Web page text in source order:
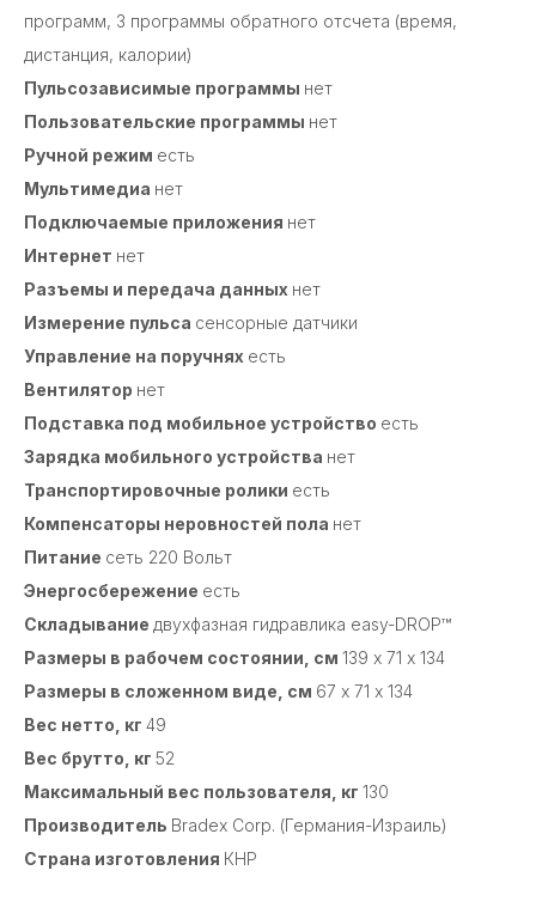
программ, 3 программы обратного отсчета (время,
дистанция, калории)
Пульсозависимые программы нет
Пользовательские программы нет
Ручной режим есть
Мультимедиа нет
Подключаемые приложения нет
Интернет нет
Разъемы и передача данных нет
Измерение пульса сенсорные датчики
Управление на поручнях есть
Вентилятор нет
Подставка под мобильное устройство есть
Зарядка мобильного устройства нет
Транспортировочные ролики есть
Компенсаторы неровностей пола нет
Питание сеть 220 Вольт
Энергосбережение есть
Складывание двухфазная гидравлика easy-DROP™
Размеры в рабочем состоянии, см 139 х 71 х 134
Размеры в сложенном виде, см 67 х 71 х 134
Вес нетто, кг 49
Вес брутто, кг 52
Максимальный вес пользователя, кг 130
Производитель Bradex Corp. (Германия-Израиль)
Страна изготовления КНР